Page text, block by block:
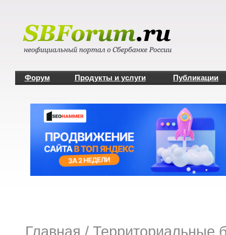
Форум Продукты и услуги Публикации
Главная / Территориальные